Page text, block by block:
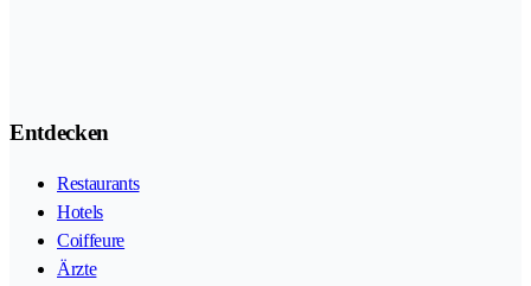
Entdecken
Restaurants
Hotels
Coiffeure
Ärzte